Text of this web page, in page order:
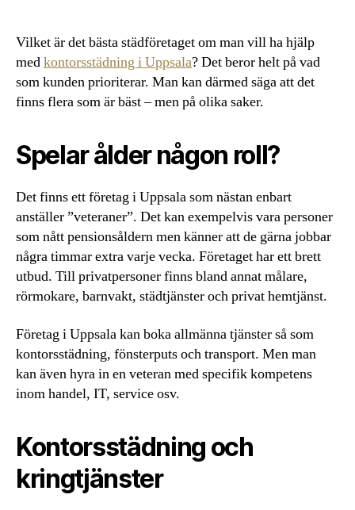
Vilket är det bästa städföretaget om man vill ha hjälp
medkontorsstädning i Uppsala? Det beror helt på vad
som kunden prioriterar. Man kan därmed säga att det
finns flera som är bäst – men på olika saker.
Spelar ålder någon roll?
Det finns ett företag i Uppsala som nästan enbart
anställer ”veteraner”. Det kan exempelvis vara personer
som nått pensionsåldern men känner att de gärna jobbar
några timmar extra varje vecka. Företaget har ett brett
utbud. Till privatpersoner finns bland annat målare,
rörmokare, barnvakt, städtjänster och privat hemtjänst.
Företag i Uppsala kan boka allmänna tjänster så som
kontorsstädning, fönsterputs och transport. Men man
kan även hyra in en veteran med specifik kompetens
inom handel, IT, service osv.
Kontorsstädning och
kringtjänster